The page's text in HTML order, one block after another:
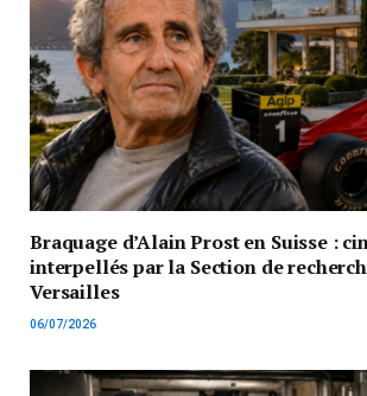
Braquage d’Alain Prost en Suisse :
interpellés par la Section de
Versailles
06/07/2026